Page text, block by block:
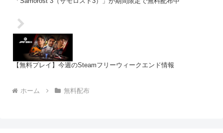
【無料プレイ】今週のSteamフリーウィークエンド情報
ホーム 無料配布